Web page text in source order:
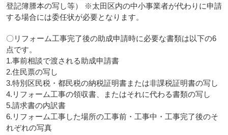
登記簿謄本の写し等） ※太田区内の中小事業者が代わりに申請
する場合には委任状が必要となります。
〇リフォーム工事完了後の助成申請時に必要な書類は以下の6
点です。
1.事前相談で渡される助成申請書
2.住民票の写し
3.特別区民税・都民税の納税証明書または非課税証明書の写し
4.リフォーム工事の領収書、またはそれに代わる書類の写し
5.請求書の内訳書
6.リフォーム工事した場所の工事前・工事中・工事完了後のそ
れぞれの写真